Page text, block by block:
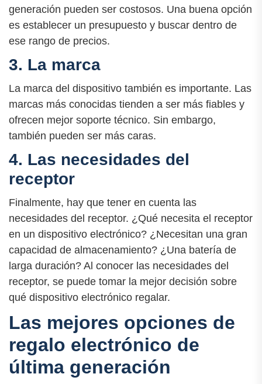
generación pueden ser costosos. Una buena opción
es establecer un presupuesto y buscar dentro de
ese rango de precios.
3. La marca
La marca del dispositivo también es importante. Las
marcas más conocidas tienden a ser más fiables y
ofrecen mejor soporte técnico. Sin embargo,
también pueden ser más caras.
4. Las necesidades del
receptor
Finalmente, hay que tener en cuenta las
necesidades del receptor. ¿Qué necesita el receptor
en un dispositivo electrónico? ¿Necesitan una gran
capacidad de almacenamiento? ¿Una batería de
larga duración? Al conocer las necesidades del
receptor, se puede tomar la mejor decisión sobre
qué dispositivo electrónico regalar.
Las mejores opciones de
regalo electrónico de
última generación